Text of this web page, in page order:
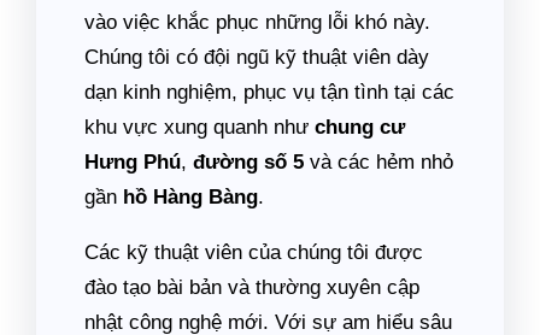
vào việc khắc phục những lỗi khó này.
Chúng tôi có đội ngũ kỹ thuật viên dày
dạn kinh nghiệm, phục vụ tận tình tại các
khu vực xung quanh như chung cư
Hưng Phú, đường số 5 và các hẻm nhỏ
gần hồ Hàng Bàng.
Các kỹ thuật viên của chúng tôi được
đào tạo bài bản và thường xuyên cập
nhật công nghệ mới. Với sự am hiểu sâu